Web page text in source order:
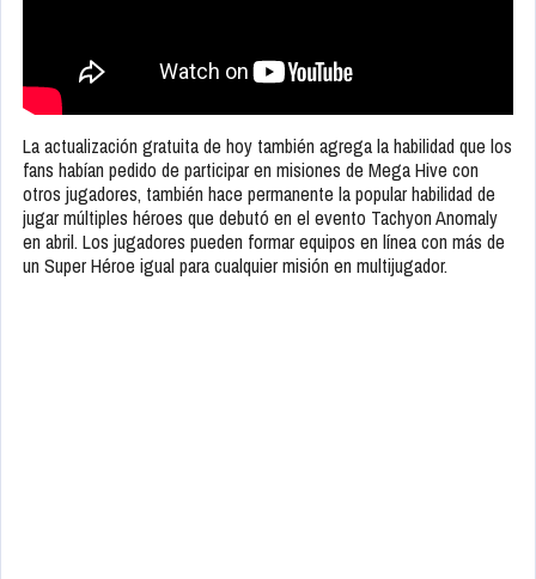
La actualización gratuita de hoy también agrega la habilidad que los
fans habían pedido de participar en misiones de Mega Hive con
otros jugadores, también hace permanente la popular habilidad de
jugar múltiples héroes que debutó en el evento Tachyon Anomaly
en abril. Los jugadores pueden formar equipos en línea con más de
un Super Héroe igual para cualquier misión en multijugador.